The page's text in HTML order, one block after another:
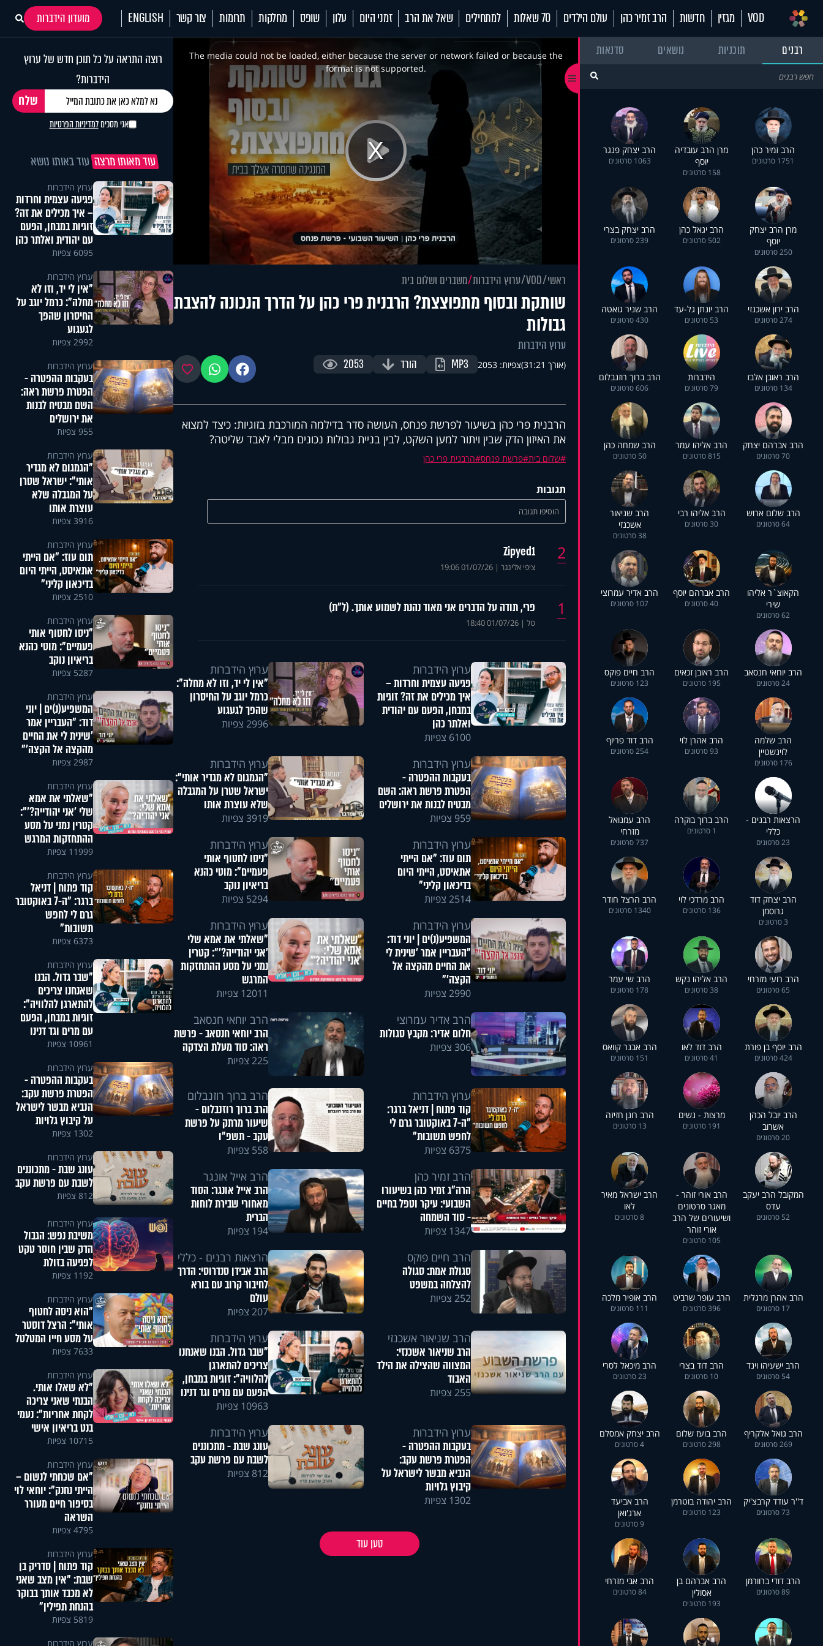
VOD מגזין חדשות הרב זמיר כהן עולם הילדים 70 שאלות למתחילים שאל את הרב זמני היום עלון שופס מחלקות תרומות צור קשר ENGLISH
מועדון הידברות
רבנים
תוכניות נושאים סדנאות
הרב זמיר כהן
1751 סרטונים
מרן הרב עובדיה
יוסף
158 סרטונים
הרב יצחק פנגר
1063 סרטונים
מרן הרב יצחק
יוסף
250 סרטונים
הרב יגאל כהן
502 סרטונים
הרב יצחק בצרי
239 סרטונים
הרב ירון אשכנזי
274 סרטונים
הרב יונתן גל-עד
53 סרטונים
הרב שניר גואטה
430 סרטונים
הרב ראובן אלבז
134 סרטונים
הידברות
79 סרטונים
הרב ברוך רוזנבלום
606 סרטונים
הרב אברהם יצחק
70 סרטונים
הרב אליהו עמר
815 סרטונים
הרב שמחה כהן
50 סרטונים
הרב שלום ארוש
64 סרטונים
הרב אליהו רבי
30 סרטונים
הרב שניאור
אשכנזי
38 סרטונים
הקאוצ`ר אליהו
שירי
62 סרטונים
הרב אברהם יוסף
40 סרטונים
הרב אדיר עמרוצי
107 סרטונים
הרב יוחאי חנסאב
24 סרטונים
הרב ראובן זכאים
195 סרטונים
הרב חיים פוקס
123 סרטונים
הרב שלמה
לוינשטיין
176 סרטונים
הרב אהרן לוי
93 סרטונים
הרב דוד פריוף
254 סרטונים
הרצאות רבנים -
כללי
23 סרטונים
הרב ברוך בוקרה
1 סרטונים
הרב עמנואל
מזרחי
737 סרטונים
הרב יצחק דוד
גרוסמן
3 סרטונים
הרב מרדכי לוי
136 סרטונים
הרב הרצל חודר
1340 סרטונים
הרב רועי מזרחי
65 סרטונים
הרב אליהו נקש
38 סרטונים
הרב שי עמר
178 סרטונים
הרב יוסף בן פורת
424 סרטונים
הרב דוד לאו
41 סרטונים
הרב אבנר קוואס
151 סרטונים
הרב יובל הכהן
אשרוב
20 סרטונים
מרצות - נשים
191 סרטונים
הרב רונן חזיזה
13 סרטונים
המקובל הרב יעקב
עדס
52 סרטונים
הרב אורי זוהר -
מאגר סרטונים
ושיעורים של הרב
אורי זוהר
105 סרטונים
הרב ישראל מאיר
לאו
8 סרטונים
הרב אהרן מרגלית
17 סרטונים
הרב עופר שרביט
396 סרטונים
הרב אופיר מלכה
111 סרטונים
הרב ישעיהו וינד
54 סרטונים
הרב דוד בצרי
10 סרטונים
הרב מיכאל לסרי
23 סרטונים
הרב גואל אלקריף
269 סרטונים
הרב בועז שלום
298 סרטונים
הרב יצחק אמסלם
4 סרטונים
ד''ר עודד קרבצ'יק
73 סרטונים
הרב יהודה בוטרמן
123 סרטונים
הרב אביעד
ארג'ואן
9 סרטונים
הרב דודי ברוורמן
89 סרטונים
הרב אברהם בן
אסולין
193 סרטונים
הרב אבי מזרחי
84 סרטונים
Play
Video
This
modalThe media could not be loaded, either because the server or network failed or because the
format is not supported.
ראשי VOD ערוץ הידברות משברים ושלום בית
שותקת ובסוף מתפוצצת? הרבנית פרי כהן על הדרך הנכונה להצבת
גבולות
ערוץ הידברות
(אורך 31:21) צפיות: 2053 MP3 הורד 2053 פייסבוקווטסאפ מועדפים
הרבנית פרי כהן בשיעור לפרשת פנחס, העושה סדר בדילמה המורכבת בזוגיות: כיצד למצוא
את האיזון הדק שבין ויתור למען השקט, לבין בניית גבולות נכונים מבלי לאבד שליטה?
שלום בית פרשת פנחס הרבנית פרי כהן
תגובות
הוסיפו תגובה
2
Zipyed1
ציפי אלינגר |
01/07/26 19:06
1 פרי, תודה על הדברים אני מאוד נהנת לשמוע אותך. (ל"ת)
טל |
01/07/26 18:40
ערוץ הידברות
פגיעה עצמית וחרדות –
איך מכילים את זה? זוגיות
במבחן, הפעם עם יהודית
ואלתר כהן
6100 צפיות
ערוץ הידברות
"אין לי יד, וזו לא מחלה":
כרמל יוגב על החיסרון
שהפך לגעגוע
2996 צפיות
ערוץ הידברות
בעקבות ההפטרה -
הפטרת פרשת ראה: השם
מבטיח לבנות את ירושלים
959 צפיות
ערוץ הידברות
"הגמגום לא מגדיר אותי":
ישראל שטרן על המגבלה
שלא עוצרת אותו
3919 צפיות
ערוץ הידברות
תום עוז: "אם הייתי
אתאיסט, הייתי היום
בדיכאון קליני"
2514 צפיות
ערוץ הידברות
"ניסו לחטוף אותי
פעמיים": מוטי כהנא
בריאיון נוקב
5294 צפיות
ערוץ הידברות
המשפיע(נ)ים | יוני דוד:
"העבריין אמר 'שינית לי
את החיים מהקצה אל
הקצה'"
2990 צפיות
ערוץ הידברות
"שאלתי את אמא שלי
'אני יהודייה?'": קטרין
נמני על מסע ההתחזקות
המרגש
12011 צפיות
הרב אדיר עמרוצי
חלום אדיר: מקבץ סגולות
306 צפיות
הרב יוחאי חנסאב
הרב יוחאי חנסאב - פרשת
ראה: סוד מעלת הצדקה
225 צפיות
ערוץ הידברות
קוד פתוח | דניאל ברגר:
"ה-7 באוקטובר גרם לי
לחפש תשובות"
6375 צפיות
הרב ברוך רוזנבלום
הרב ברוך רוזנבלום -
שיעור מרתק על פרשת
עקב - תשפ"ו
558 צפיות
הרב זמיר כהן
הרה"ג זמיר כהן בשיעורו
השבועי: עיקר וטפל בחיים
- סוד השמחה
1347 צפיות
הרב אייל אונגר
הרב אייל אונגר: הסוד
מאחורי שבירת לוחות
הברית
194 צפיות
הרב חיים פוקס
סגולת אמת: סגולה
להצלחה במשפט
252 צפיות
הרצאות רבנים - כללי
הרב אבידן סנדרוסי: הדרך
לחיבור קרוב עם בורא
עולם
207 צפיות
הרב שניאור אשכנזי
הרב שניאור אשכנזי:
המצווה שהצילה את הילד
האבוד
255 צפיות
ערוץ הידברות
"שבר גדול. הבנו שאנחנו
צריכים להתארגן
להלוויה": זוגיות במבחן,
הפעם עם מרים וגד דנינו
10963 צפיות
ערוץ הידברות
בעקבות ההפטרה -
הפטרת פרשת עקב:
הנביא מבשר לישראל על
קיבוץ גלויות
1302 צפיות
ערוץ הידברות
עונג שבת - מתכוננים
לשבת עם פרשת עקב
812 צפיות
טען עוד
רוצה התראה על כל תוכן חדש של ערוץ
הידברות?
אני מסכיםלמדיניות הפרטיות
עוד מאותו מרצה עוד באותו נושא
ערוץ הידברות
פגיעה עצמית וחרדות
– איך מכילים את זה?
זוגיות במבחן, הפעם
עם יהודית ואלתר כהן
6095 צפיות
ערוץ הידברות
"אין לי יד, וזו לא
מחלה": כרמל יוגב על
החיסרון שהפך
לגעגוע
2992 צפיות
ערוץ הידברות
בעקבות ההפטרה -
הפטרת פרשת ראה:
השם מבטיח לבנות
את ירושלים
955 צפיות
ערוץ הידברות
"הגמגום לא מגדיר
אותי": ישראל שטרן
על המגבלה שלא
עוצרת אותו
3916 צפיות
ערוץ הידברות
תום עוז: "אם הייתי
אתאיסט, הייתי היום
בדיכאון קליני"
2510 צפיות
ערוץ הידברות
"ניסו לחטוף אותי
פעמיים": מוטי כהנא
בריאיון נוקב
5287 צפיות
ערוץ הידברות
המשפיע(נ)ים | יוני
דוד: "העבריין אמר
'שינית לי את החיים
מהקצה אל הקצה'"
2987 צפיות
ערוץ הידברות
"שאלתי את אמא
שלי 'אני יהודייה?'":
קטרין נמני על מסע
ההתחזקות המרגש
11999 צפיות
ערוץ הידברות
קוד פתוח | דניאל
ברגר: "ה-7 באוקטובר
גרם לי לחפש
תשובות"
6373 צפיות
ערוץ הידברות
"שבר גדול. הבנו
שאנחנו צריכים
להתארגן להלוויה":
זוגיות במבחן, הפעם
עם מרים וגד דנינו
10961 צפיות
ערוץ הידברות
בעקבות ההפטרה -
הפטרת פרשת עקב:
הנביא מבשר לישראל
על קיבוץ גלויות
1302 צפיות
ערוץ הידברות
עונג שבת - מתכוננים
לשבת עם פרשת עקב
812 צפיות
ערוץ הידברות
משיבת נפש: הגבול
הדק שבין חוסר טקט
לפגיעה בזולת
1192 צפיות
ערוץ הידברות
"הוא ניסה לחטוף
אותי": הרצל דוסטר
על מסע חייו המטלטל
7633 צפיות
ערוץ הידברות
"לא שאלו אותי.
הבנתי שאני צריכה
לקחת אחריות": נעמי
בנט בריאיון אישי
10715 צפיות
ערוץ הידברות
"אם שכחתי לנשום –
הייתי נחנק": יוחאי לוי
בסיפור חיים מעורר
השראה
4795 צפיות
ערוץ הידברות
קוד פתוח | סדריק בן
שבת: "אין מצב שאני
לא מכבד אותך בבוקר
בהנחת תפילין"
5819 צפיות
ערוץ הידברות